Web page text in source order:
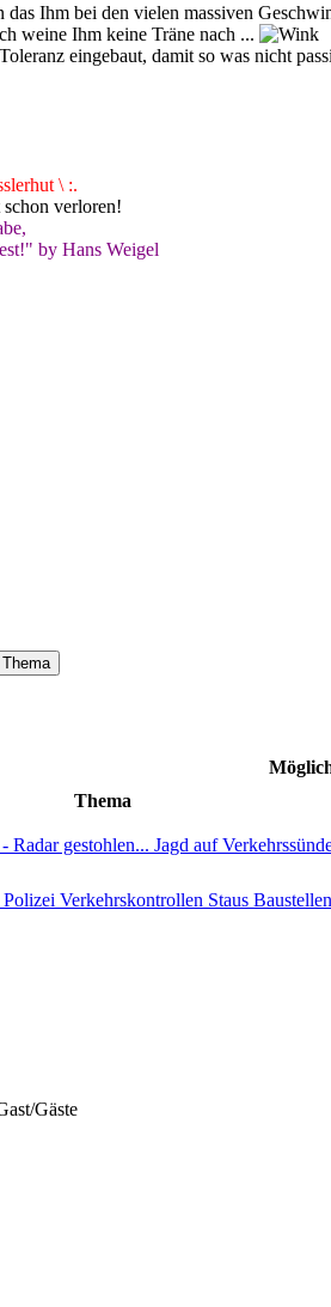
Ihm bei den vielen massiven
weine Ihm keine Träne nach ...
eingebaut, damit so was nicht
\ :.
verloren!
by Hans Weigel
Thema
gestohlen... Jagd auf
Verkehrskontrollen Staus
Gäste